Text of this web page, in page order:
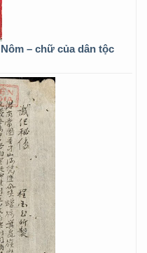
– chữ của dân tộc